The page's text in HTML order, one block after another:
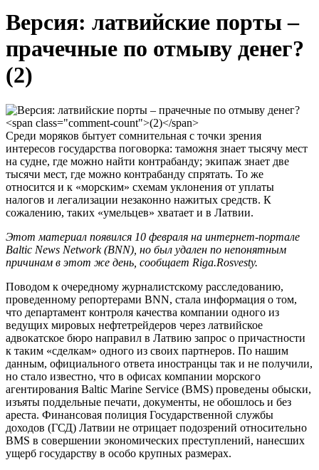
Версия: латвийские порты –
прачечные по отмыву денег?
(2)
Среди моряков бытует сомнительная с точки зрения
интересов государства поговорка: таможня знает тысячу мест
на судне, где можно найти контрабанду; экипаж знает две
тысячи мест, где можно контрабанду спрятать. То же
относится и к «морским» схемам уклонения от уплаты
налогов и легализации незаконно нажитых средств. К
сожалению, таких «умельцев» хватает и в Латвии.
Этот материал появился 10 февраля на интернет-портале
Baltic News Network (BNN), но был удален по непонятным
причинам в этот же день, сообщает Riga.Rosvesty.
Поводом к очередному журналистскому расследованию,
проведенному репортерами BNN, стала информация о том,
что департамент контроля качества компании одного из
ведущих мировых нефтетрейдеров через латвийское
адвокатское бюро направил в Латвию запрос о причастности
к таким «сделкам» одного из своих партнеров. По нашим
данным, официального ответа иностранцы так и не получили,
но стало известно, что в офисах компании морского
агентирования Baltic Marine Service (BMS) проведены обыски,
изъяты поддельные печати, документы, не обошлось и без
ареста. Финансовая полиция Государственной службы
доходов (ГСД) Латвии не отрицает подозрений относительно
BMS в совершении экономических преступлений, нанесших
ущерб государству в особо крупных размерах.